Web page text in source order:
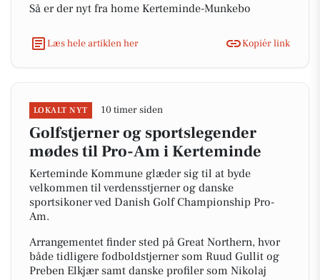
Så er der nyt fra home Kerteminde-Munkebo
Læs hele artiklen her Kopiér link
LOKALT NYT 10 timer siden
Golfstjerner og sportslegender
mødes til Pro-Am i Kerteminde
Kerteminde Kommune glæder sig til at byde
velkommen til verdensstjerner og danske
sportsikoner ved Danish Golf Championship Pro-
Am.
Arrangementet finder sted på Great Northern, hvor
både tidligere fodboldstjerner som Ruud Gullit og
Preben Elkjær samt danske profiler som Nikolaj